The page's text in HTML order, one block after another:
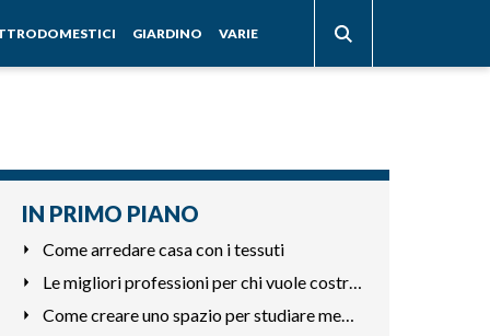
GIARDINO VARIE
IN PRIMO PIANO
Come arredare casa con i tessuti
Le migliori professioni per chi vuole costruire mobili
Come creare uno spazio per studiare meglio in casa